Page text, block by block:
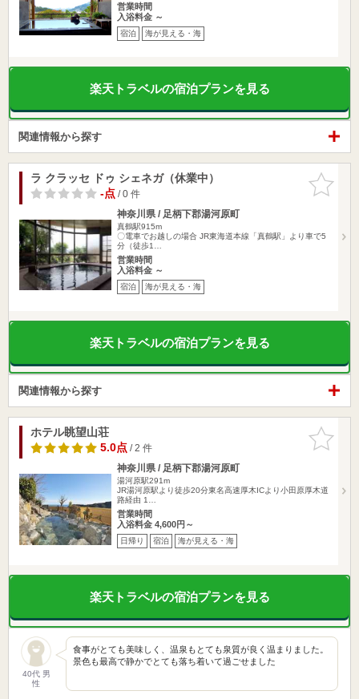
営業時間
入浴料金 ～
宿泊 海が見える・海
楽天トラベルの宿泊プランを見る
関連情報から探す
お気に入
りに追加
ラ クラッセ ドゥ シェネガ（休業中）
-点/ 0 件
神奈川県 / 足柄下郡湯河原町
真鶴駅915m
〇電車でお越しの場合 JR東海道本線「真鶴駅」より車で5
分（徒歩1…
営業時間
入浴料金 ～
宿泊 海が見える・海
楽天トラベルの宿泊プランを見る
関連情報から探す
お気に入
りに追加
ホテル眺望山荘
5.0点/ 2 件
神奈川県 / 足柄下郡湯河原町
湯河原駅291m
JR湯河原駅より徒歩20分東名高速厚木ICより小田原厚木道
路経由 1…
営業時間
入浴料金 4,600円～
日帰り 宿泊 海が見える・海
楽天トラベルの宿泊プランを見る
40代 男
性
食事がとても美味しく、温泉もとても泉質が良く温まりました。
景色も最高で静かでとても落ち着いて過ごせました